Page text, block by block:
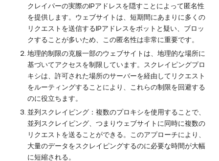
クレイパーの実際のIPアドレスを隠すことによって匿名性
を提供します。ウェブサイトは、短期間にあまりに多くの
リクエストを送信するIPアドレスをボットと疑い、ブロッ
クすることが多いため、この匿名性は非常に重要です。
地理的制限の克服一部のウェブサイトは、地理的な場所に
基づいてアクセスを制限しています。スクレイピングプロ
キシは、許可された場所のサーバーを経由してリクエスト
をルーティングすることにより、これらの制限を回避する
のに役立ちます。
並列スクレイピング：複数のプロキシを使用することで、
並列スクレイピング、つまりウェブサイトに同時に複数の
リクエストを送ることができる。このアプローチにより、
大量のデータをスクレイピングするのに必要な時間が大幅
に短縮される。